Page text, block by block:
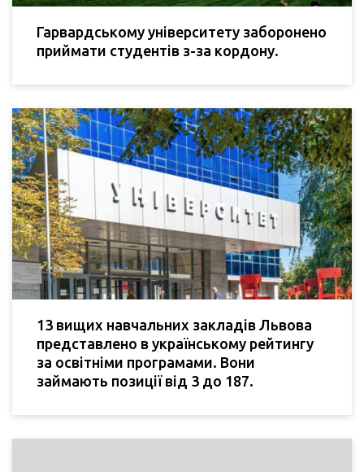
Гарвардському університету заборонено
приймати студентів з-за кордону.
13 вищих навчальних закладів Львова
представлено в українському рейтингу
за освітніми програмами. Вони
займають позиції від 3 до 187.